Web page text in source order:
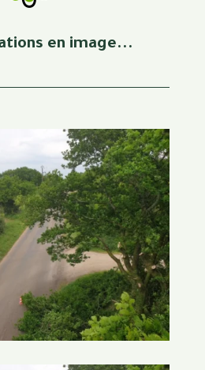
en image...